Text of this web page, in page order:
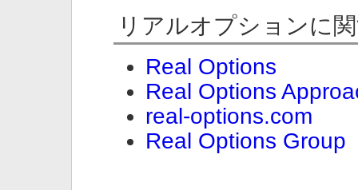
リアルオプションに
Real Options
Real Options
real-options.com
Real Options Group